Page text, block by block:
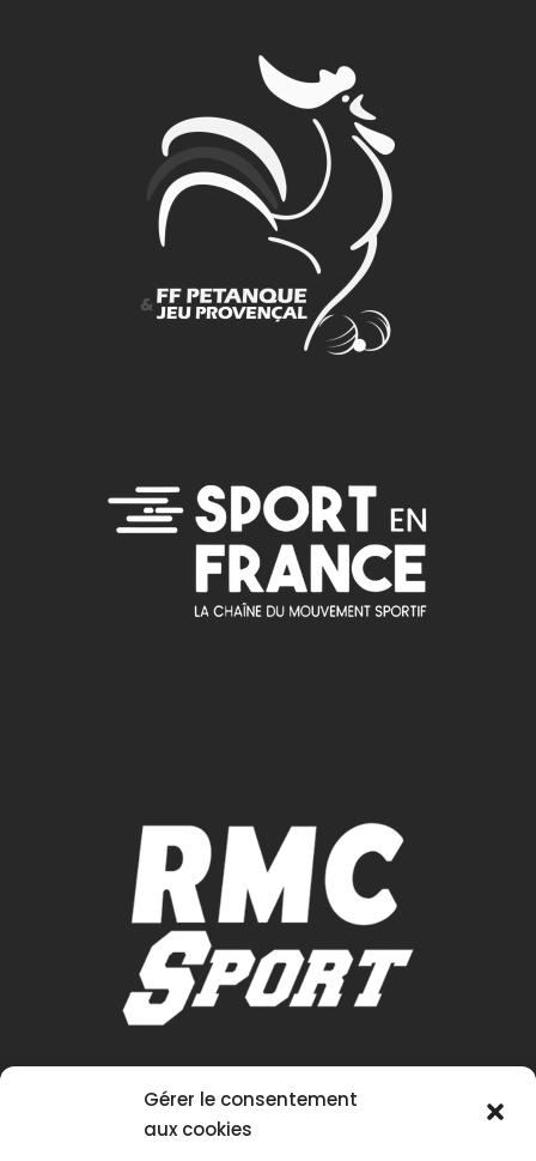
Gérer le consentement
aux cookies